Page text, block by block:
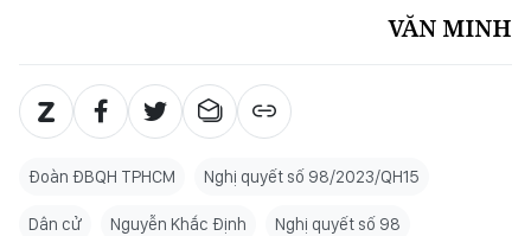
VĂN MINH
Đoàn ĐBQH TPHCM Nghị quyết số 98/2023/QH15
Dân cử Nguyễn Khắc Định Nghị quyết số 98